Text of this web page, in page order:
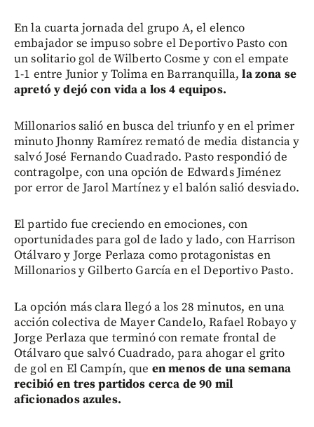
En la cuarta jornada del grupo A, el elenco
embajador se impuso sobre el Deportivo Pasto con
un solitario gol de Wilberto Cosme y con el empate
1-1 entre Junior y Tolima en Barranquilla,la zona se
apretó y dejó con vida a los 4 equipos.
Millonarios salió en busca del triunfo y en el primer
minuto Jhonny Ramírez remató de media distancia y
salvó José Fernando Cuadrado. Pasto respondió de
contragolpe, con una opción de Edwards Jiménez
por error de Jarol Martínez y el balón salió desviado.
El partido fue creciendo en emociones, con
oportunidades para gol de lado y lado, con Harrison
Otálvaro y Jorge Perlaza como protagonistas en
Millonarios y Gilberto García en el Deportivo Pasto.
La opción más clara llegó a los 28 minutos, en una
acción colectiva de Mayer Candelo, Rafael Robayo y
Jorge Perlaza que terminó con remate frontal de
Otálvaro que salvó Cuadrado, para ahogar el grito
de gol en El Campín, que en menos de una semana
recibió en tres partidos cerca de 90 mil
aficionados azules.